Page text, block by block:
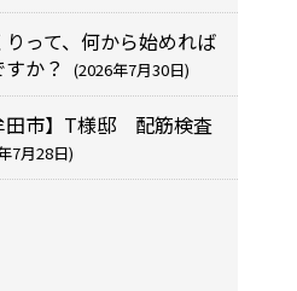
って、何から始めれば
か？
(2026年7月30日)
田市】T様邸 配筋検査
7月28日)